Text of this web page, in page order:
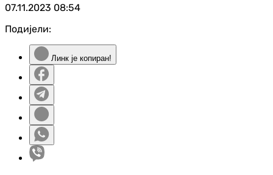
07.11.2023 08:54
Подијели:
Линк је копиран!